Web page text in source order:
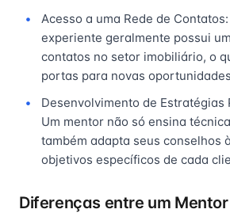
Acesso a uma Rede de
experiente geralmente possui
contatos no setor imobiliário, o
portas para novas
Desenvolvimento de Estratégias
Um mentor não só ensina
também adapta seus conselhos
objetivos específicos de cada
Diferenças entre um Mentor